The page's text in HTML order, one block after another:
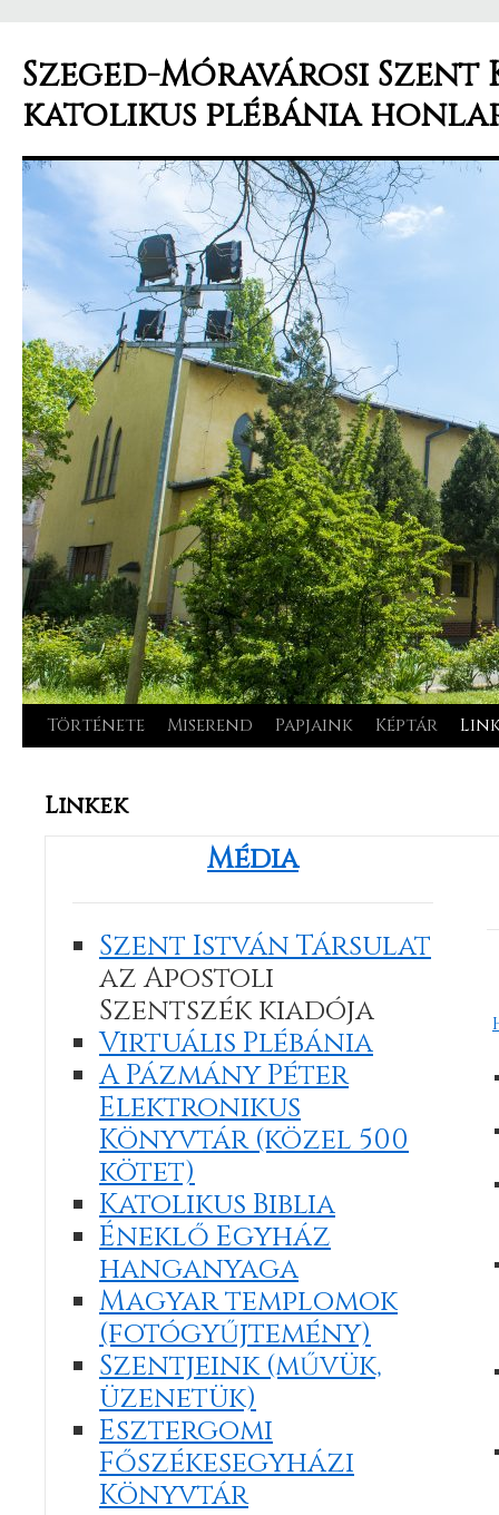
Szeged-Móravárosi Szent
katolikus plébánia
Kilépés
tartalomba
Története Miserend Papjaink Képtár
Linkek
Média
Szent István Társulat
az Apostoli
Szentszék kiadója
Virtuális Plébánia
A Pázmány Péter
Elektronikus
Könyvtár (közel 500
kötet)
Katolikus Biblia
Éneklő Egyház
hanganyaga
Magyar templomok
(fotógyűjtemény)
Szentjeink (művük,
üzenetük)
Esztergomi
Főszékesegyházi
Könyvtár